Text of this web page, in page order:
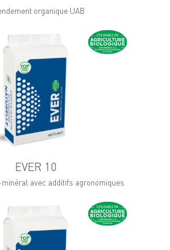
organique UAB
EVER 10
avec additifs agronomiques